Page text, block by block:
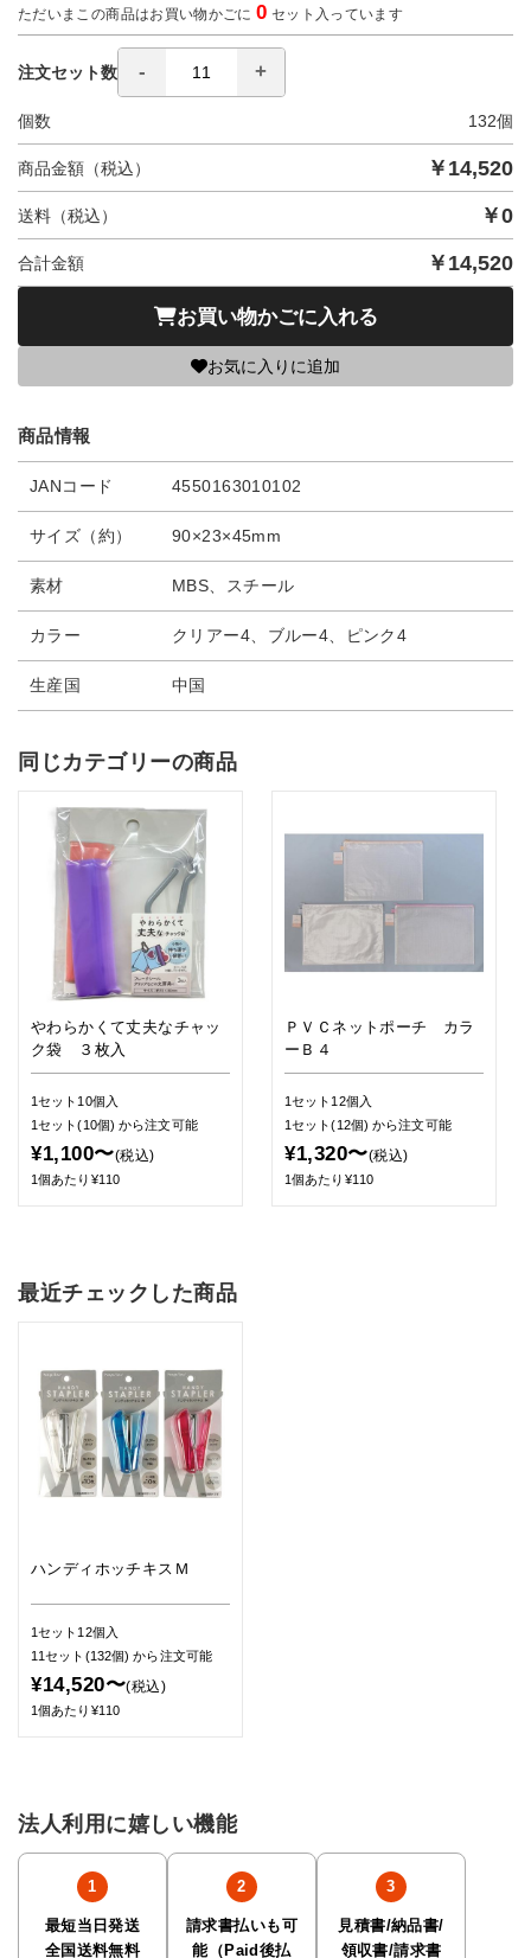
ただいまこの商品はお買い物かごに0 セット入っています
注文セット数
個数 132個
商品金額（税込） ￥ 14,520
送料（税込） ￥0
合計金額 ￥ 14,520
お買い物かごに入れる
お気に入りに追加
商品情報
JANコード 4550163010102
サイズ（約） 90×23×45mm
素材 MBS、スチール
カラー クリアー4、ブルー4、ピンク4
生産国 中国
同じカテゴリーの商品
やわらかくて丈夫なチャッ
ク袋 ３枚入
1セット10個入
1セット(10個)から注文可能
¥1,100〜(税込)
1個あたり¥110
ＰＶＣネットポーチ カラ
ーＢ４
1セット12個入
1セット(12個)から注文可能
¥1,320〜(税込)
1個あたり¥110
最近チェックした商品
ハンディホッチキスＭ
1セット12個入
11セット(132個)から注文可能
¥14,520〜(税込)
1個あたり¥110
法人利用に嬉しい機能
最短当日発送
全国送料無料
請求書払いも可
能（Paid後払
見積書/納品書/
領収書/請求書